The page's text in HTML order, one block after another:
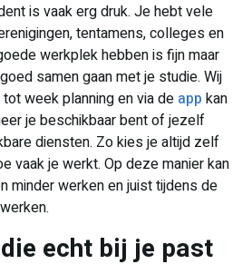
is vaak erg druk. Je hebt vele
tentamens, colleges en
werkplek hebben is fijn maar
samen gaan met je studie. Wij
week planning en via de app kan
je beschikbaar bent of jezelf
diensten. Zo kies je altijd zelf
vaak je werkt. Op deze manier kan
minder werken en juist tijdens de
echt bij je past